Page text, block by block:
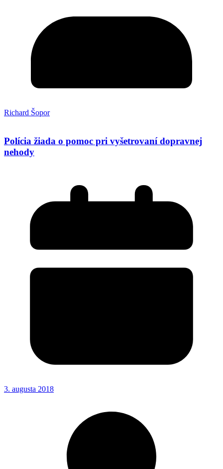
Richard Šopor
Polícia žiada o pomoc pri vyšetrovaní dopravnej
nehody
3. augusta 2018